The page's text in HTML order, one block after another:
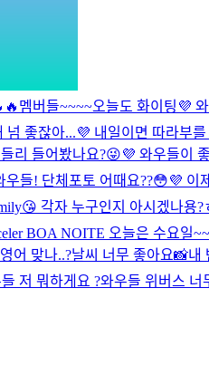
멤버들~~~~오늘도 화이팅💜
넘 좋잖아...💜 내일이면 따라부
리 들어봤나요?😜💜 와우들이
우들! 단체포토 어때요??😳💜 이
각자 누구인지 아시겠나용?
BOA NOITE 오늘은 수요일
어 맞나..?날씨 너무 좋아요📸내
저 뭐하게요 ?와우들 위버스